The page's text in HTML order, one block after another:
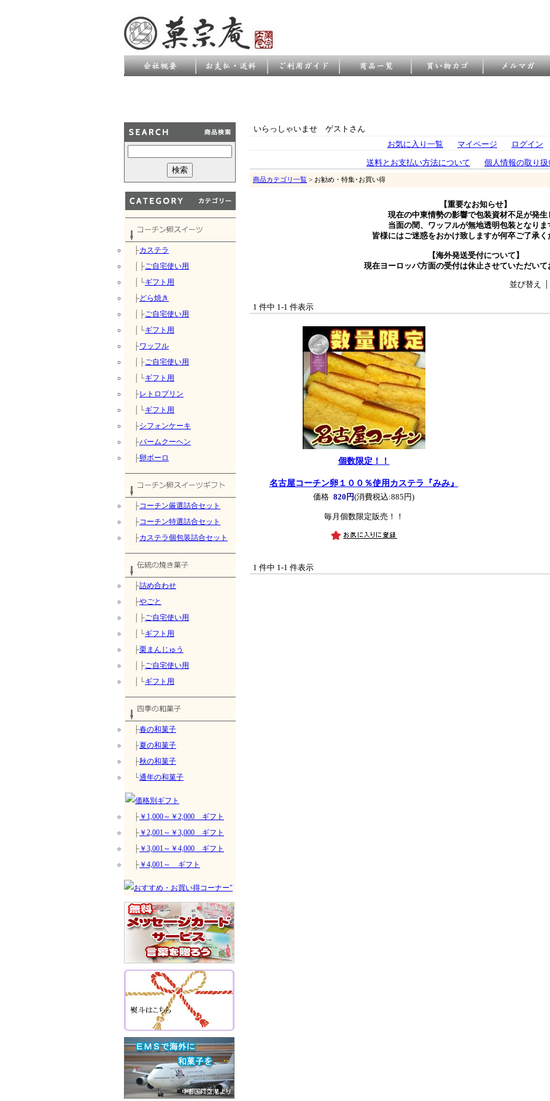
├カステラ
│├ご自宅使い用
│└ギフト用
├どら焼き
│├ご自宅使い用
│└ギフト用
├ワッフル
│├ご自宅使い用
│└ギフト用
├レトロプリン
│└ギフト用
├シフォンケーキ
├バームクーヘン
├卵ボーロ
├コーチン厳選詰合セット
├コーチン特選詰合セット
├カステラ個包装詰合セット
├詰め合わせ
├やごと
│├ご自宅使い用
│└ギフト用
├栗まんじゅう
│├ご自宅使い用
│└ギフト用
├春の和菓子
├夏の和菓子
├秋の和菓子
└通年の和菓子
├ ￥1,000～￥2,000 ギフト
├ ￥2,001～￥3,000 ギフト
├ ￥3,001～￥4,000 ギフト
├ ￥4,001～ ギフト
いらっしゃいませ ゲストさん
お気に入り一覧
マイページ ログイン
送料とお支払い方法について 個人情報の取り扱
商品カテゴリ一覧 > お勧め・特集･お買い得
【重要なお知らせ】
現在の中東情勢の影響で包装資材不足が発生
当面の間、ワッフルが無地透明包装となりま
皆様にはご迷惑をおかけ致しますが何卒ご了承く
【海外発送受付について】
現在ヨーロッパ方面の受付は休止させていただいて
並び替え
1 件中 1-1 件表示
個数限定！！
名古屋コーチン卵１００％使用カステラ『みみ』
価格 820円(消費税込:885円)
毎月個数限定販売！！
1 件中 1-1 件表示